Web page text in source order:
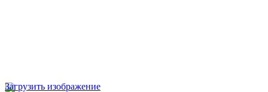
Загрузить изображение